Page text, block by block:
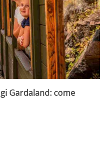
Gardaland: come